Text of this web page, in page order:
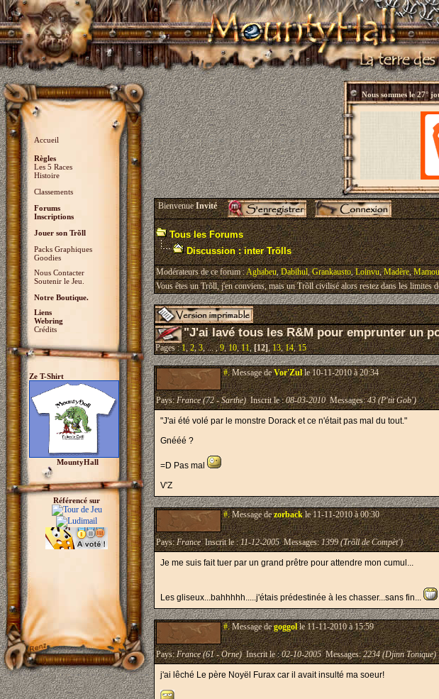
Accueil
Règles
Les 5 Races
Histoire
Classements
Forums
Inscriptions
Jouer son Trõll
Packs Graphiques
Goodies
Nous Contacter
Soutenir le Jeu.
Notre Boutique.
Liens
Webring
Crédits
Ze T-Shirt
MountyHall
Référencé sur
Nous sommes le27°
BienvenueInvité
Tous les Forums
Discussion : inter Trõlls
Modérateurs de ce forum :Aghabeu,Dabihul,Grankausto,Loinvu,Madère,
Vous êtes un Trõll, j'en conviens, mais un Trõll civilisé alors restez dans les limites
"J'ai lavé tous les R&M pour emprunter un
Pages :1,2,3, ... ,9,10,11,[12],13,14,15
#.Message deVor'Zulle 10-11-2010 à 20:34
Pays:France (72 - Sarthe)Inscrit le :08-03-2010Messages:43 (P'tit Gob')
"J'ai été volé par le monstre Dorack et ce n'était pas mal du tout."
Gnééé ?
=D Pas mal
V'Z
#.Message dezorbackle 11-11-2010 à 00:30
Pays:FranceInscrit le :11-12-2005Messages:1399 (Trõll de Compèt')
Je me suis fait tuer par un grand prêtre pour attendre mon cumul...
Les gliseux...bahhhhh.....j'étais prédestinée à les chasser...sans fin...
#.Message degoggolle 11-11-2010 à 15:59
Pays:France (61 - Orne)Inscrit le :02-10-2005Messages:2234 (Djinn Tonique)
j'ai lêché Le père Noyël Furax car il avait insulté ma soeur!